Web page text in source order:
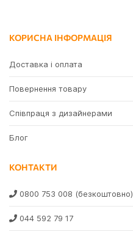
КОРИСНА ІНФОРМАЦІЯ
Доставка і оплата
Повернення товару
Співпраця з дизайнерами
Блог
КОНТАКТИ
0800 753 008 (безкоштовно)
044 592 79 17